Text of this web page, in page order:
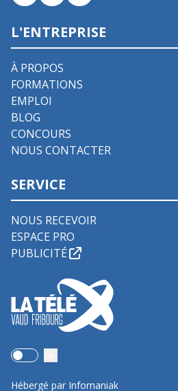
L'ENTREPRISE
À PROPOS
FORMATIONS
EMPLOI
BLOG
CONCOURS
NOUS CONTACTER
SERVICE
NOUS RECEVOIR
ESPACE PRO
PUBLICITÉ
Use setting
Hébergé par Infomaniak